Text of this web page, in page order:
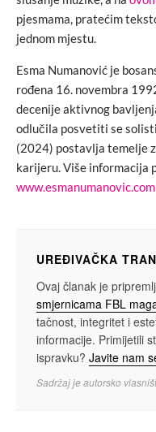
pjesmama, pratećim
jednom mjestu.
Esma Numanović je
rođena 16. novembra
decenije aktivnog
odlučila posvetiti se
(2024) postavlja temelje
karijeru. Više informacija
www.esmanumanovic.com
UREĐIVAČKA
Ovaj članak je
smjernicama FBL
tačnost, integritet i
informacije. Primijetili
ispravku? Javite nam
Sadržaj je autorsko